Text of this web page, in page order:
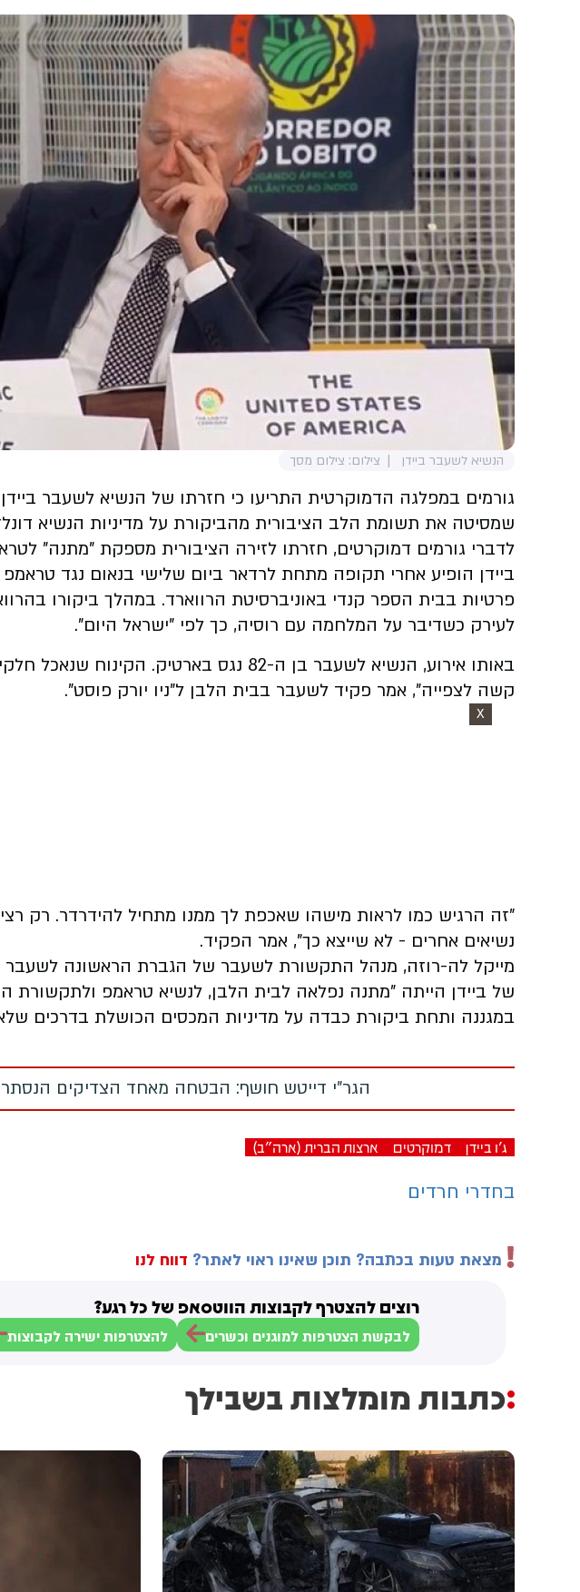
הנשיא לשעבר ביידן צילום: צילום מסך
גורמים במפלגה הדמוקרטית התריעו כי חזרתו של הנשיא לשעבר
שמסיטה את תשומת הלב הציבורית מהביקורת על מדיניות הנשיא
לדברי גורמים דמוקרטים, חזרתו לזירה הציבורית מספקת "מתנה"
ביידן הופיע אחרי תקופה מתחת לרדאר ביום שלישי בנאום נגד
פרטיות בבית הספר קנדי באוניברסיטת הרווארד. במהלך ביקורו
לעירק כשדיבר על המלחמה עם רוסיה, כך לפי "ישראל היום".
באותו אירוע, הנשיא לשעבר בן ה-82 נגס בארטיק.
קשה לצפייה", אמר פקיד לשעבר בבית הלבן ל"ניו יורק פוסט".
X
"זה הרגיש כמו לראות מישהו שאכפת לך ממנו מתחיל להידרדר. רק
נשיאים אחרים - לא שייצא כך", אמר הפקיד.
מייקל לה-רוזה, מנהל התקשורת לשעבר של הגברת הראשונה לשעבר
של ביידן הייתה "מתנה נפלאה לבית הלבן, לנשיא טראמפ ולתקשורת
במגננה ותחת ביקורת כבדה על מדיניות המכסים הכושלת בדרכים
הגר"י דייטש חושף: הבטחה מאחד הצדיקים
ג'ו ביידן דמוקרטים ארצות הברית (ארה"ב)
בחדרי חרדים
מצאת טעות בכתבה? תוכן שאינו ראוי לאתר? דווח לנו
רוצים להצטרף לקבוצות הווטסאפ של כל רגע?
לבקשת הצטרפות למוגנים וכשרים להצטרפות ישירה לקבוצות
כתבות מומלצות בשבילך